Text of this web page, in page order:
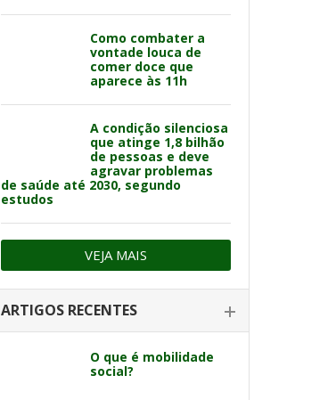
Como combater a
vontade louca de
comer doce que
aparece às 11h
A condição silenciosa
que atinge 1,8 bilhão
de pessoas e deve
agravar problemas
de saúde até 2030, segundo
estudos
VEJA MAIS
ARTIGOS RECENTES
O que é mobilidade
social?